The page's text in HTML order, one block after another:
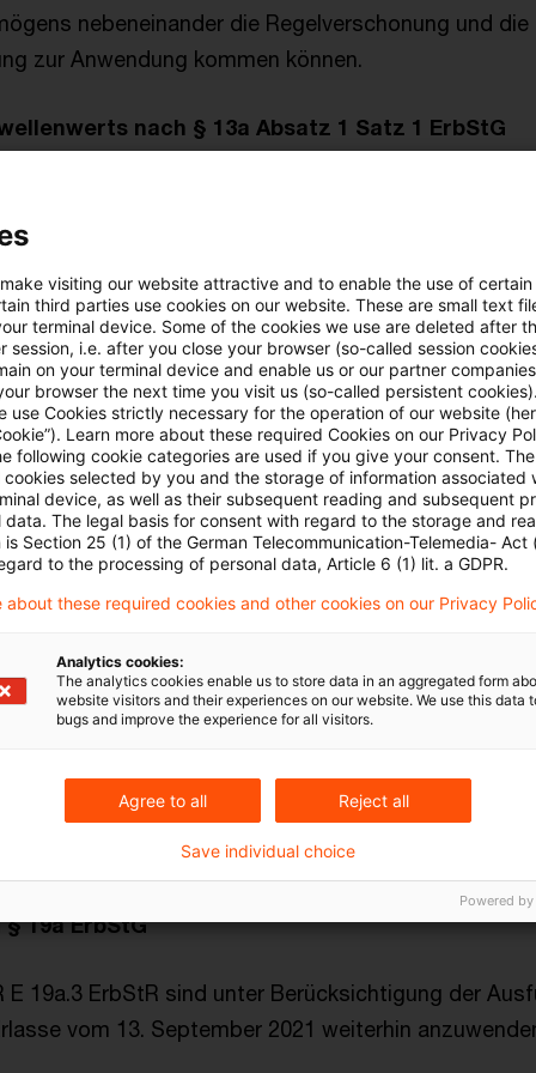
nebeneinander die Regelverschonung und die
zur Anwendung kommen können.
nach § 13a Absatz 1 Satz 1 ErbStG
sich nicht auf die Prüfung des Schwellenwerts aus.
Absatz 2 ErbStG
mehrere selbstständige wirtschaftliche Einheiten
von § 13b Absatz 2 ErbStG, ist der Abzugsbetrag
Anwendung des § 13a Absatz 1 ErbStG
ErbStG
sich weder auf die Antragstellung für das
noch auf die Antragstellung auf
die Ermittlung der nicht abzugsfähigen Schulden
dem nach §§ 13a, 13c ErbStG befreiten Vermögen.
19a ErbStG
E 19a.3 ErbStR sind unter Berücksichtigung der
vom 13. September 2021 weiterhin
visiting our website attractive and to enable the use of
third parties use cookies on our website. These are small text
terminal device. Some of the cookies we use are deleted after
session, i.e. after you close your browser (so-called session
on your terminal device and enable us or our partner
browser the next time you visit us (so-called persistent
use Cookies strictly necessary for the operation of our website
Learn more about these required Cookies on our Privacy
following cookie categories are used if you give your consent.
cookies selected by you and the storage of information associated
device, as well as their subsequent reading and subsequent
data. The legal basis for consent with regard to the storage and
is Section 25 (1) of the German Telecommunication-Telemedia- Act
to the processing of personal data, Article 6 (1) lit. a GDPR.
about these required cookies and other cookies on our Privacy
Analytics cookies:
The analytics cookies enable us to store data in an aggregated form
website visitors and their experiences on our website. We use this data
bugs and improve the experience for all visitors.
Agree to all Reject all
Save individual choice
Powered by